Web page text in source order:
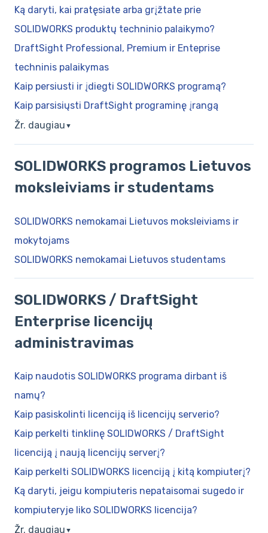
Ką daryti, kai pratęsiate arba grįžtate prie
SOLIDWORKS produktų techninio palaikymo?
DraftSight Professional, Premium ir Enteprise
techninis palaikymas
Kaip persiusti ir įdiegti SOLIDWORKS programą?
Kaip parsisiųsti DraftSight programinę įrangą
Žr. daugiau ▼
SOLIDWORKS programos Lietuvos
moksleiviams ir studentams
SOLIDWORKS nemokamai Lietuvos moksleiviams ir
mokytojams
SOLIDWORKS nemokamai Lietuvos studentams
SOLIDWORKS / DraftSight
Enterprise licencijų
administravimas
Kaip naudotis SOLIDWORKS programa dirbant iš
namų?
Kaip pasiskolinti licenciją iš licencijų serverio?
Kaip perkelti tinklinę SOLIDWORKS / DraftSight
licenciją į naują licencijų serverį?
Kaip perkelti SOLIDWORKS licenciją į kitą kompiuterį?
Ką daryti, jeigu kompiuteris nepataisomai sugedo ir
kompiuteryje liko SOLIDWORKS licencija?
Žr. daugiau ▼